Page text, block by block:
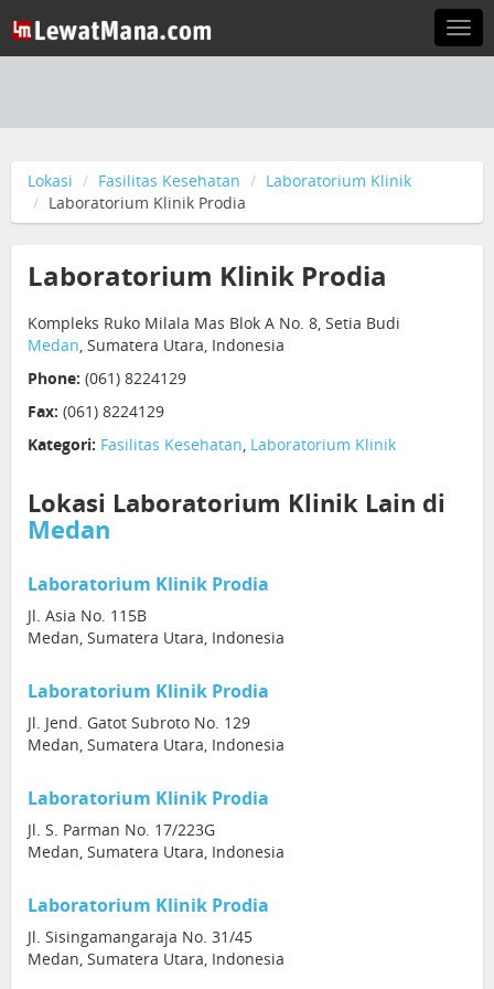
Lokasi Fasilitas Kesehatan
Laboratorium Klinik
Laboratorium Klinik Prodia
Laboratorium Klinik Prodia
Kompleks Ruko Milala Mas Blok A No. 8, Setia Budi
Medan, Sumatera Utara, Indonesia
Phone: (061) 8224129
Fax: (061) 8224129
Kategori: Fasilitas Kesehatan, Laboratorium Klinik
Lokasi Laboratorium Klinik Lain di
Medan
Laboratorium Klinik Prodia
Jl. Asia No. 115B
Medan, Sumatera Utara, Indonesia
Laboratorium Klinik Prodia
Jl. Jend. Gatot Subroto No. 129
Medan, Sumatera Utara, Indonesia
Laboratorium Klinik Prodia
Jl. S. Parman No. 17/223G
Medan, Sumatera Utara, Indonesia
Laboratorium Klinik Prodia
Jl. Sisingamangaraja No. 31/45
Medan, Sumatera Utara, Indonesia